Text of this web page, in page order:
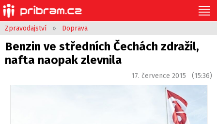
Zpravodajství » Doprava
Benzin ve středních Čechách zdražil,
nafta naopak zlevnila
17. července 2015 (15:36)